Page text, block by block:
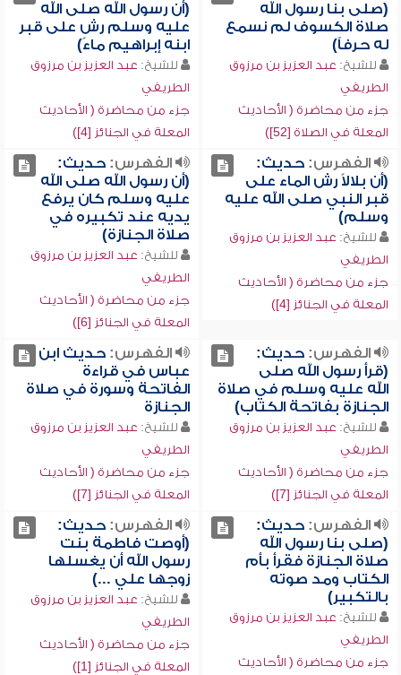
(صلى بنا رسول الله
صلاة الكسوف لم نسمع
له حرفاً)
للشيخ: عبد العزيز بن مرزوق
الطريفي
جزء من محاضرة ( الأحاديث
المعلة في الصلاة [52])
(أن رسول الله صلى الله
عليه وسلم رش على قبر
ابنه إبراهيم ماءً)
للشيخ: عبد العزيز بن مرزوق
الطريفي
جزء من محاضرة ( الأحاديث
المعلة في الجنائز [4])
الفهرس:حديث:
(أن بلالاً رش الماء على
قبر النبي صلى الله عليه
وسلم)
للشيخ: عبد العزيز بن مرزوق
الطريفي
جزء من محاضرة ( الأحاديث
المعلة في الجنائز [4])
الفهرس:حديث:
(أن رسول الله صلى الله
عليه وسلم كان يرفع
يديه عند تكبيره في
صلاة الجنازة)
للشيخ: عبد العزيز بن مرزوق
الطريفي
جزء من محاضرة ( الأحاديث
المعلة في الجنائز [6])
الفهرس:حديث:
(قرأ رسول الله صلى
الله عليه وسلم في صلاة
الجنازة بفاتحة الكتاب)
للشيخ: عبد العزيز بن مرزوق
الطريفي
جزء من محاضرة ( الأحاديث
المعلة في الجنائز [7])
الفهرس:حديث ابن
عباس في قراءة
الفاتحة وسورة في صلاة
الجنازة
للشيخ: عبد العزيز بن مرزوق
الطريفي
جزء من محاضرة ( الأحاديث
المعلة في الجنائز [7])
الفهرس:حديث:
(صلى بنا رسول الله
صلاة الجنازة فقرأ بأم
الكتاب ومد صوته
بالتكبير)
للشيخ: عبد العزيز بن مرزوق
الطريفي
جزء من محاضرة ( الأحاديث
الفهرس:حديث:
(أوصت فاطمة بنت
رسول الله أن يغسلها
زوجها علي ...)
للشيخ: عبد العزيز بن مرزوق
الطريفي
جزء من محاضرة ( الأحاديث
المعلة في الجنائز [1])